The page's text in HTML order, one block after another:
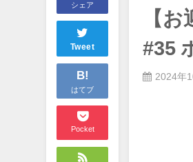
シェア
Tweet
B!
はてブ
Pocket
【
#35
2024年